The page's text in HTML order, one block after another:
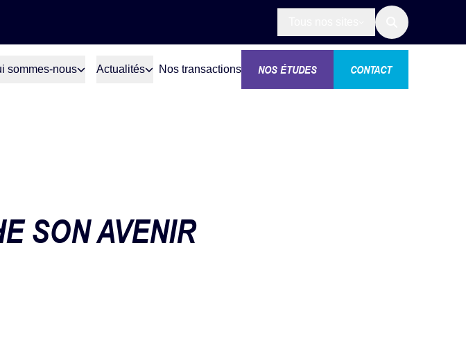
sommes-nous Actualités Nos transactions NOS ÉTUDES CONTACT
SON AVENIR